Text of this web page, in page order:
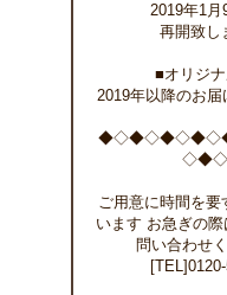
2019年1月
再開致し
■オリジ
2019年以降のお届
ご用意に時間を
います お急ぎの
問い合わせ